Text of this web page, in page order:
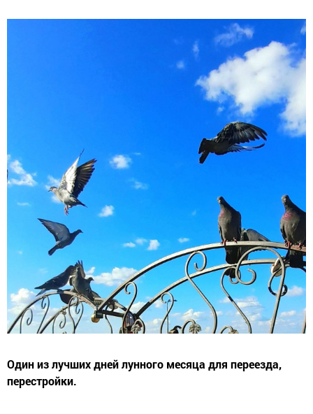
Один из лучших дней лунного месяца для переезда,
перестройки.